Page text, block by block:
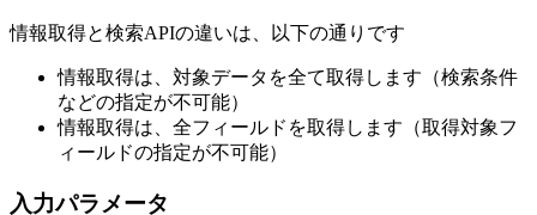
情報取得と検索APIの違いは、以下の通りです
情報取得は、対象データを全て取得します（検索条件
などの指定が不可能）
情報取得は、全フィールドを取得します（取得対象フ
ィールドの指定が不可能）
入力パラメータ